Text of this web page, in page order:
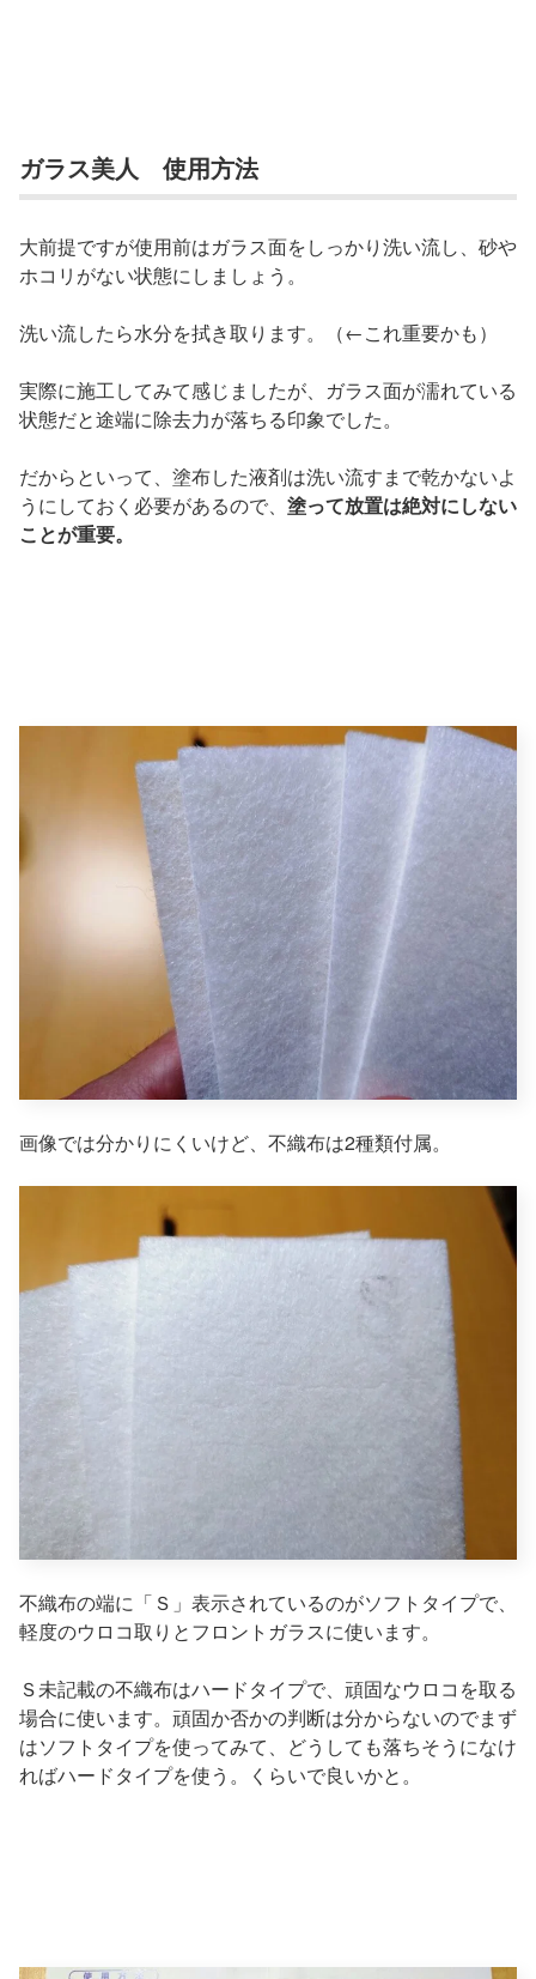
ガラス美人 使用方法
大前提ですが使用前はガラス面をしっかり洗い流し、砂や
ホコリがない状態にしましょう。
洗い流したら水分を拭き取ります。（←これ重要かも）
実際に施工してみて感じましたが、ガラス面が濡れている
状態だと途端に除去力が落ちる印象でした。
だからといって、塗布した液剤は洗い流すまで乾かないよ
うにしておく必要があるので、 塗って放置は絶対にしない
ことが重要。
画像では分かりにくいけど、不織布は2種類付属。
不織布の端に「Ｓ」表示されているのがソフトタイプで、
軽度のウロコ取りとフロントガラスに使います。
Ｓ未記載の不織布はハードタイプで、頑固なウロコを取る
場合に使います。頑固か否かの判断は分からないのでまず
はソフトタイプを使ってみて、どうしても落ちそうになけ
ればハードタイプを使う。くらいで良いかと。